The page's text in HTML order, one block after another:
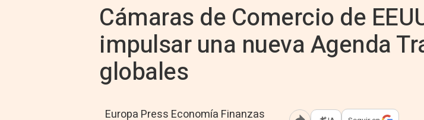
Cámaras de Comercio de
impulsar una nueva Agenda
globales
Europa Press Economía Finanzas